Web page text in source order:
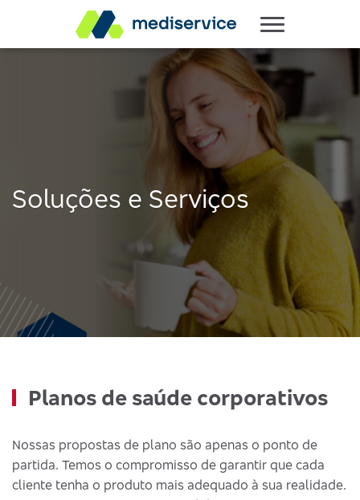
Soluções e Serviços
Planos de saúde corporativos
Nossas propostas de plano são apenas o ponto de
partida. Temos o compromisso de garantir que cada
cliente tenha o produto mais adequado à sua realidade.